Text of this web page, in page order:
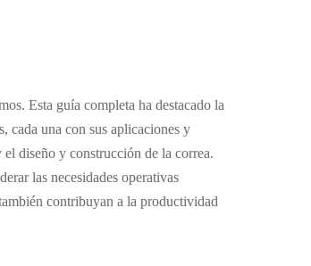
Esta guía completa ha destacado la
cada una con sus aplicaciones y
diseño y construcción de la correa.
las necesidades operativas
contribuyan a la productividad